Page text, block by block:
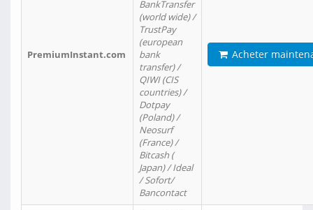
PremiumInstant.com
BankTransfer
(world wide) /
TrustPay
(european
bank
transfer) /
QIWI (CIS
countries) /
Dotpay
(Poland) /
Neosurf
(France) /
Bitcash (
Japan) / Ideal
/ Sofort/
Bancontact
Acheter